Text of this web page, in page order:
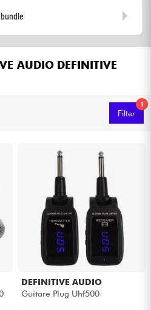
unsere Marken an
bundle
AUDIO DEFINITIVE
1
Filter
DEFINITIVE AUDIO
Guitare Plug Uhf500